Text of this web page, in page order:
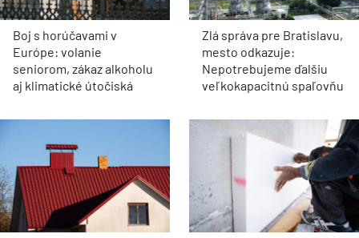
Boj s horúčavami v
Európe: volanie
seniorom, zákaz alkoholu
aj klimatické útočiská
Zlá správa pre Bratislavu,
mesto odkazuje:
Nepotrebujeme ďalšiu
veľkokapacitnú spaľovňu